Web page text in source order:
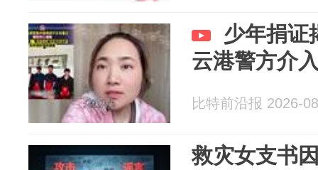
少年捐证
云港警方介
比特前沿报 2026-
救灾女支书